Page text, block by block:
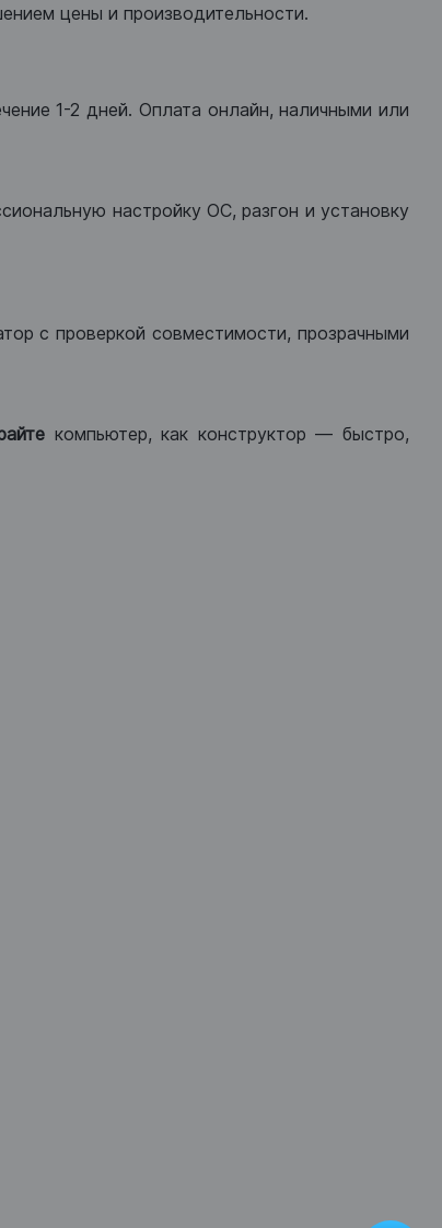
цены и производительности.
1-2 дней. Оплата онлайн, наличными или
настройку ОС, разгон и установку
с проверкой совместимости, прозрачными
компьютер, как конструктор — быстро,